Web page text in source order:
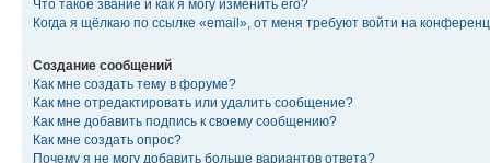
Что такое звание и как я могу изменить его?
Когда я щёлкаю по ссылке «email», от меня требуют войти на
Создание сообщений
Как мне создать тему в форуме?
Как мне отредактировать или удалить сообщение?
Как мне добавить подпись к своему сообщению?
Как мне создать опрос?
Почему я не могу добавить больше вариантов ответа?